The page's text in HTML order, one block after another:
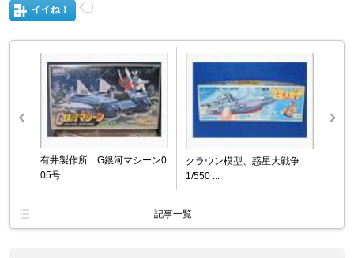
イイね！
有井製作所 G銀河マシーン0
05号
クラウン模型、惑星大戦争
1/550 ...
記事一覧